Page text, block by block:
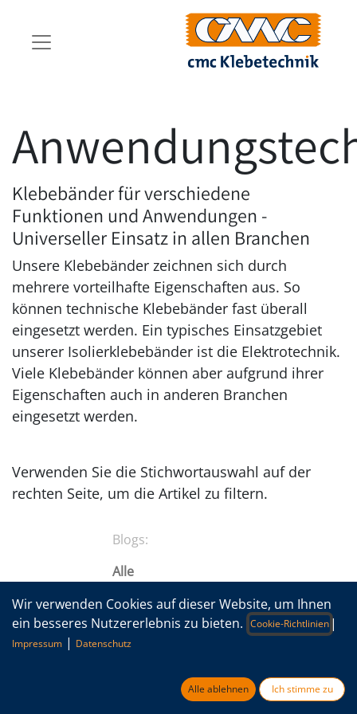
Klebebänder für verschiedene
Funktionen und Anwendungen -
Universeller Einsatz in allen Branchen
Unsere Klebebänder zeichnen sich durch
mehrere vorteilhafte Eigenschaften aus. So
können technische Klebebänder fast überall
eingesetzt werden. Ein typisches Einsatzgebiet
unserer Isolierklebebänder ist die Elektrotechnik.
Viele Klebebänder können aber aufgrund ihrer
Eigenschaften auch in anderen Branchen
eingesetzt werden.
​Verwenden Sie die Stichwortauswahl auf der
rechten Seite, um die Artikel zu filtern.
Blogs:
Alle
Neuigkeiten
Thermal Management
Wir verwenden Cookies auf dieser Website, um Ihnen
ein besseres Nutzererlebnis zu bieten. Cookie-Richtlinien |
Impressum | Datenschutz
Alle ablehnen Ich stimme zu